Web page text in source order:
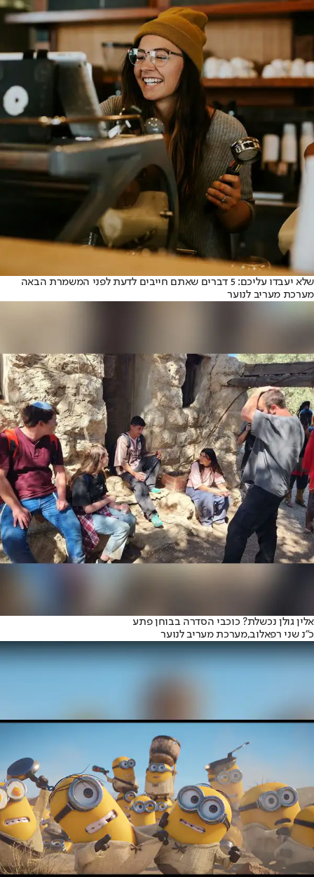
שלא יעבדו עליכם: 5 דברים שאתם חייבים לדעת לפני המשמרת הבאה
מערכת מעריב לנוער
אלין גולן נכשלת? כוכבי הסדרה בבוחן פתע
כ"נ שני רפאלוב,מערכת מעריב לנוער